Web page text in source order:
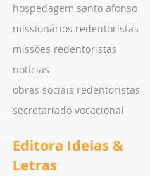
hospedagem santo afonso
missionários redentoristas
missões redentoristas
notícias
obras sociais redentoristas
secretariado vocacional
Editora Ideias &
Letras